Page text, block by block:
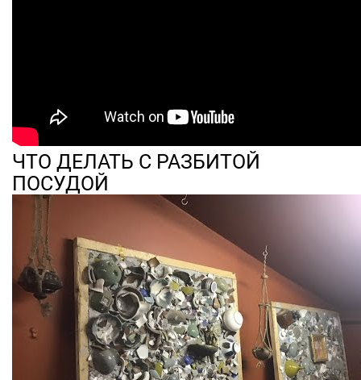
ЧТО ДЕЛАТЬ С РАЗБИТОЙ
ПОСУДОЙ